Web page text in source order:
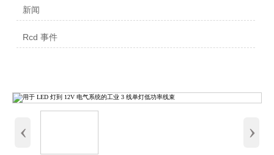
新闻
Rcd 事件
‹ ›